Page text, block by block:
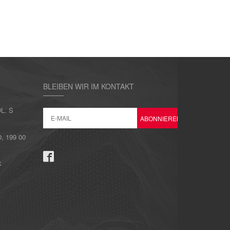
S
199 00
BLEIBEN WIR IM KONTAKT